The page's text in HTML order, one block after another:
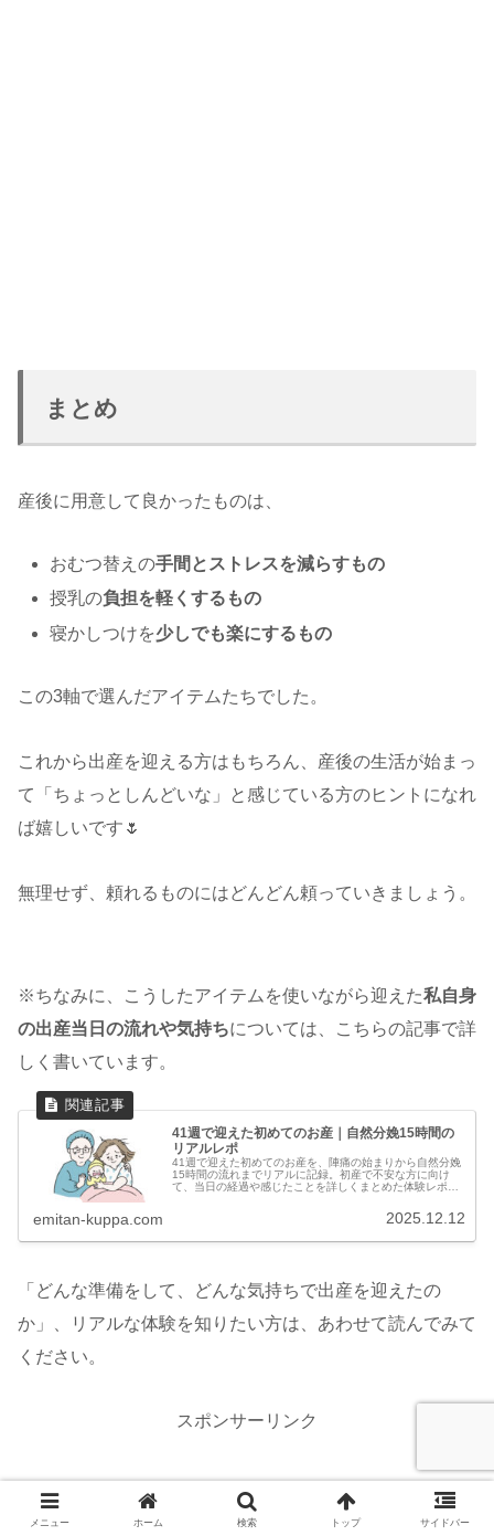
まとめ
産後に用意して良かったものは、
おむつ替えの手間とストレスを減らすもの
授乳の負担を軽くするもの
寝かしつけを少しでも楽にするもの
この3軸で選んだアイテムたちでした。
これから出産を迎える方はもちろん、産後の生活が始まっ
て「ちょっとしんどいな」と感じている方のヒントになれ
ば嬉しいです🌷
無理せず、頼れるものにはどんどん頼っていきましょう。
※ちなみに、こうしたアイテムを使いながら迎えた私自身
の出産当日の流れや気持ちについては、こちらの記事で詳
しく書いています。
41週で迎えた初めてのお産｜自然分娩15時間の
リアルレポ
41週で迎えた初めてのお産を、陣痛の始まりから自然分娩
15時間の流れまでリアルに記録。初産で不安な方に向け
て、当日の経過や感じたことを詳しくまとめた体験レポー
emitan-kuppa.com 2025.12.12
「どんな準備をして、どんな気持ちで出産を迎えたの
か」、リアルな体験を知りたい方は、あわせて読んでみて
ください。
スポンサーリンク
メニュー ホーム 検索 トップ サイドバー